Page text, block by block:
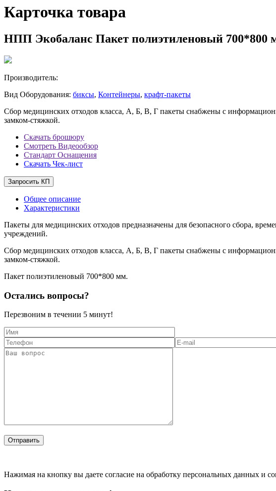
Карточка товара
НПП Экобаланс Пакет полиэтиленовый 700*800
Производитель:
Вид Оборудования: биксы, Контейнеры, крафт-пакеты
Сбор медицинских отходов класса, А, Б, В, Г пакеты снабжены с
замком-стяжкой.
Скачать брошюру
Смотреть Видеообзор
Стандарт Оснащения
Скачать Чек-лист
Запросить КП
Общее описание
Характеристики
Пакеты для медицинских отходов предназначены для безопасного сбора,
учреждений.
Сбор медицинских отходов класса, А, Б, В, Г пакеты снабжены с
замком-стяжкой.
Пакет полиэтиленовый 700*800 мм.
Остались вопросы?
Перезвоним в течении 5 минут!
Нажимая на кнопку вы даете согласие на обработку персональных данных и